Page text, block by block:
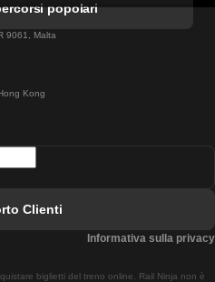
A Lagos
A Madrid
popolari
9061, Malta
Kong
biglietti del treno online. Rail Ninja non è
Clienti
Informativa sulla privacy